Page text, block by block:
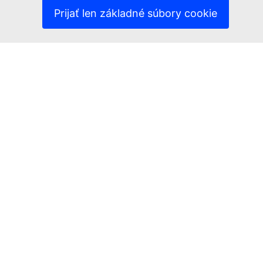
Prijať len základné súbory cookie
Právne upozornenie
(Externý odkaz)